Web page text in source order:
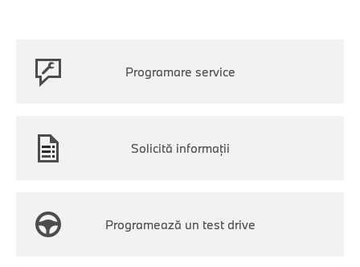
Programare service
Solicită informații
Programează un test drive